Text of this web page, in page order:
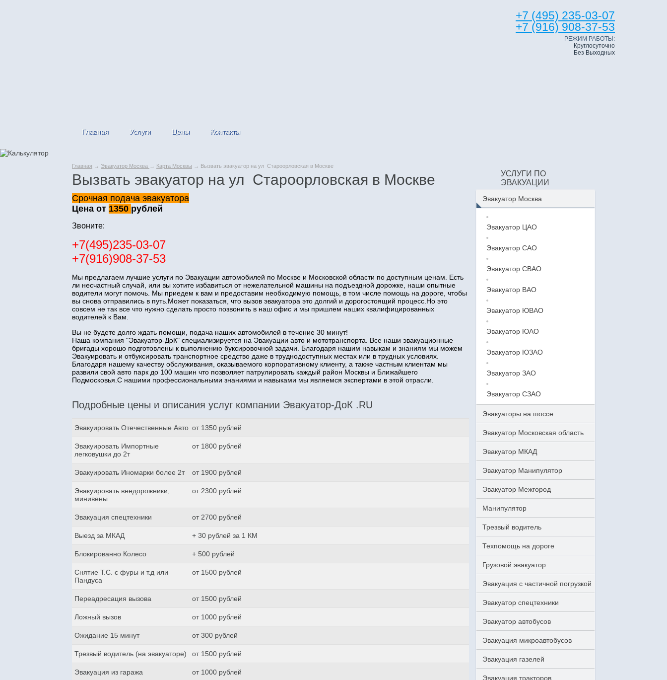
+7 (495) 235-03-07
+7 (916) 908-37-53
РЕЖИМ РАБОТЫ:
Круглосуточно
Без Выходных
Главная Услуги Цены Контакты
Главная → Эвакуатор Москва → Карта Москвы → Вызвать эвакуатор на ул Староорловская в Москве
Вызвать эвакуатор на ул Староорловская в Москве
Срочная подача эвакуатора
Цена от 1350 рублей
Звоните:
+7(495)235-03-07
+7(916)908-37-53
Мы предлагаем лучшие услуги по Эвакуации автомобилей по Москве и Московской области по доступным ценам. Есть
ли несчастный случай, или вы хотите избавиться от нежелательной машины на подъездной дорожке, наши опытные
водители могут помочь. Мы приедем к вам и предоставим необходимую помощь, в том числе помощь на дороге, чтобы
вы снова отправились в путь.Может показаться, что вызов эвакуатора это долгий и дорогостоящий процесс.Но это
совсем не так все что нужно сделать просто позвонить в наш офис и мы пришлем наших квалифицированных
водителей к Вам.
Вы не будете долго ждать помощи, подача наших автомобилей в течение 30 минут!
Наша компания "Эвакуатор-ДоК" специализируется на Эвакуации авто и мототранспорта. Все наши эвакуационные
бригады хорошо подготовлены к выполнению буксировочной задачи. Благодаря нашим навыкам и знаниям мы можем
Эвакуировать и отбуксировать транспортное средство даже в труднодоступных местах или в трудных условиях.
Благодаря нашему качеству обслуживания, оказываемого корпоративному клиенту, а также частным клиентам мы
развили свой авто парк до 100 машин что позволяет патрулировать каждый район Москвы и Ближайшего
Подмосковья.С нашими профессиональными знаниями и навыками мы являемся экспертами в этой отрасли.
Подробные цены и описания услуг компании Эвакуатор-ДоК .RU
Эвакуировать Отечественные Авто от 1350 рублей
Эвакуировать Импортные
легковушки до 2т
от 1800 рублей
Эвакуировать Иномарки более 2т от 1900 рублей
Эвакуировать внедорожники,
минивены
от 2300 рублей
Эвакуация спецтехники от 2700 рублей
Выезд за МКАД + 30 рублей за 1 КМ
Блокированно Колесо + 500 рублей
Снятие Т.С. с фуры и т.д или
Пандуса
от 1500 рублей
Переадресация вызова от 1500 рублей
Ложный вызов от 1000 рублей
Ожидание 15 минут от 300 рублей
Трезвый водитель (на эвакуаторе) от 1500 рублей
Эвакуация из гаража от 1000 рублей
УСЛУГИ ПО
ЭВАКУАЦИИ
Эвакуатор Москва
Эвакуатор ЦАО
Эвакуатор САО
Эвакуатор СВАО
Эвакуатор ВАО
Эвакуатор ЮВАО
Эвакуатор ЮАО
Эвакуатор ЮЗАО
Эвакуатор ЗАО
Эвакуатор СЗАО
Эвакуаторы на шоссе
Эвакуатор Московская область
Эвакуатор МКАД
Эвакуатор Манипулятор
Эвакуатор Межгород
Манипулятор
Трезвый водитель
Техпомощь на дороге
Грузовой эвакуатор
Эвакуация с частичной погрузкой
Эвакуатор спецтехники
Эвакуатор автобусов
Эвакуация микроавтобусов
Эвакуация газелей
Эвакуация тракторов